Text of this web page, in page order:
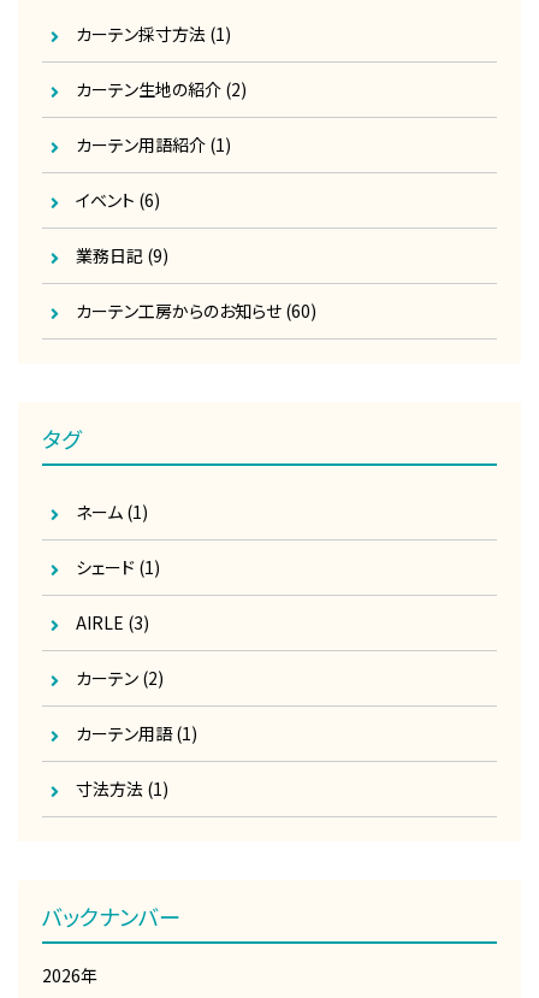
カーテン採寸方法 (1)
カーテン生地の紹介 (2)
カーテン用語紹介 (1)
イベント (6)
業務日記 (9)
カーテン工房からのお知らせ (60)
タグ
寸法方法 (1)
カーテン用語(1)
カーテン (2)
AIRLE (3)
シェード (1)
ネーム (1)
バックナンバー
2026年